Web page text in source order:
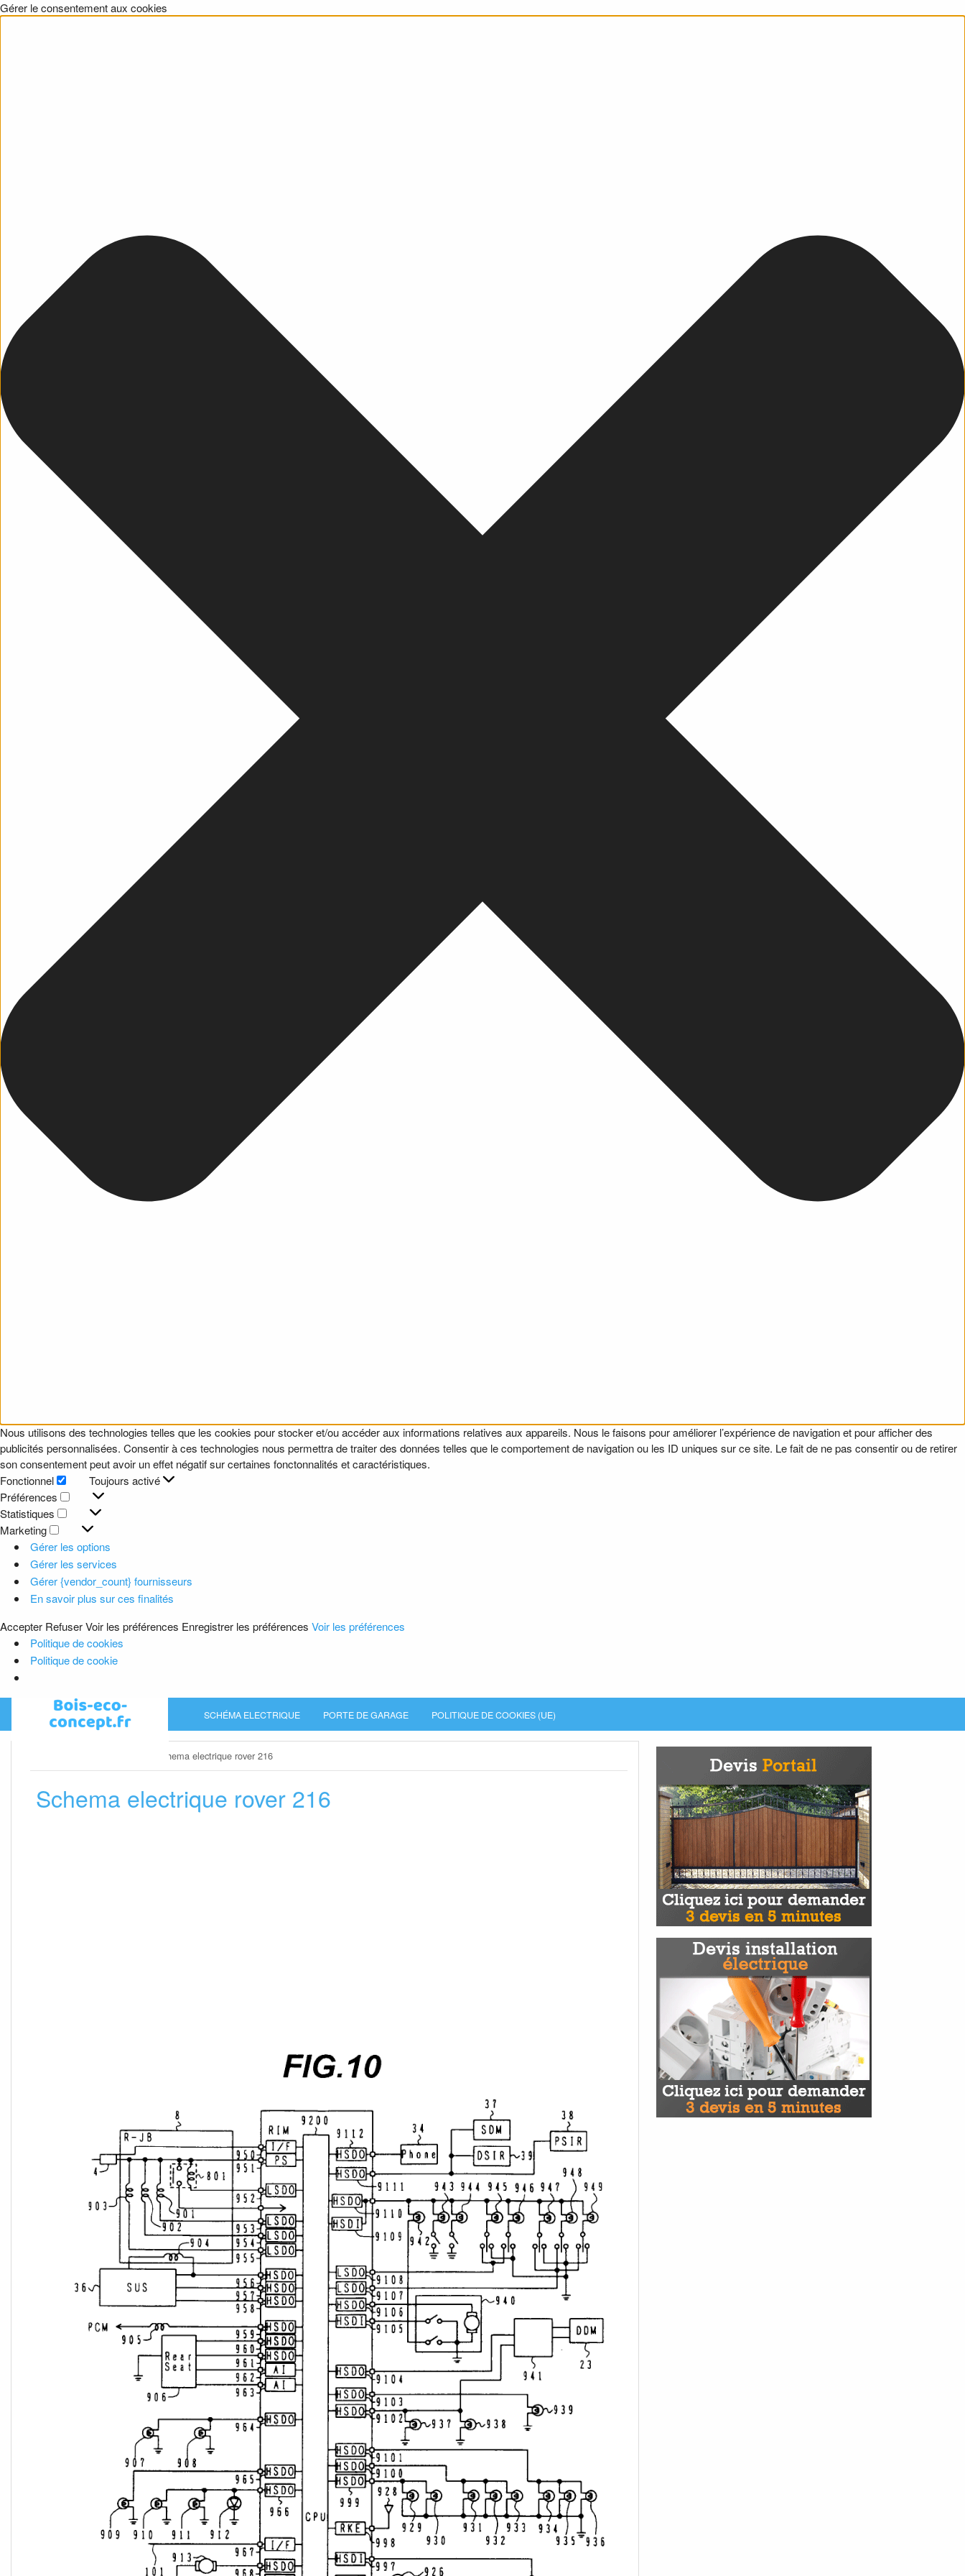
Gérer le consentement aux cookies
Nous utilisons des technologies telles que les cookies pour stocker et/ou accéder aux informations relatives aux appareils. Nous le faisons pour améliorer l’expérience de navigation et pour afficher des
publicités personnalisées. Consentir à ces technologies nous permettra de traiter des données telles que le comportement de navigation ou les ID uniques sur ce site. Le fait de ne pas consentir ou de retirer
son consentement peut avoir un effet négatif sur certaines fonctonnalités et caractéristiques.
Fonctionnel
Fonctionnel
Toujours activé
Préférences
Préférences
Statistiques
Statistiques
Marketing
Marketing
Gérer les options
Gérer les services
Gérer {vendor_count} fournisseurs
En savoir plus sur ces finalités
Accepter RefuserVoir les préférences Enregistrer les préférences Voir les préférences
Politique de cookies
Politique de cookie
SCHÉMA ELECTRIQUE PORTE DE GARAGE POLITIQUE DE COOKIES (UE)
Schema electrique rover 216
Schema electrique rover 216